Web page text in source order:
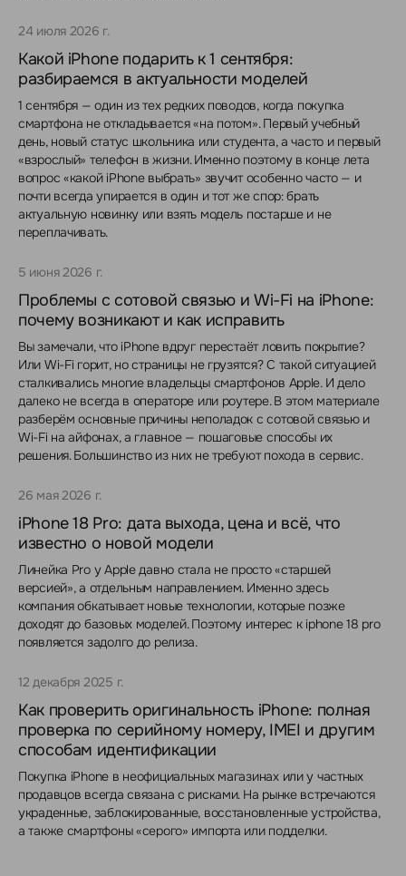
24 июля 2026 г.
Какой iPhone подарить к 1 сентября:
разбираемся в актуальности моделей
1 сентября — один из тех редких поводов, когда покупка
смартфона не откладывается «на потом». Первый учебный
день, новый статус школьника или студента, а часто и первый
«взрослый» телефон в жизни. Именно поэтому в конце лета
вопрос «какой iPhone выбрать» звучит особенно часто — и
почти всегда упирается в один и тот же спор: брать
актуальную новинку или взять модель постарше и не
переплачивать.
5 июня 2026 г.
Проблемы с сотовой связью и Wi-Fi на iPhone:
почему возникают и как исправить
Вы замечали, что iPhone вдруг перестаёт ловить покрытие?
Или Wi-Fi горит, но страницы не грузятся? С такой ситуацией
сталкивались многие владельцы смартфонов Apple. И дело
далеко не всегда в операторе или роутере. В этом материале
разберём основные причины неполадок с сотовой связью и
Wi-Fi на айфонах, а главное — пошаговые способы их
решения. Большинство из них не требуют похода в сервис.
26 мая 2026 г.
iPhone 18 Pro: дата выхода, цена и всё, что
известно о новой модели
Линейка Pro у Apple давно стала не просто «старшей
версией», а отдельным направлением. Именно здесь
компания обкатывает новые технологии, которые позже
доходят до базовых моделей. Поэтому интерес к iphone 18 pro
появляется задолго до релиза.
12 декабря 2025 г.
Как проверить оригинальность iPhone: полная
проверка по серийному номеру, IMEI и другим
способам идентификации
Покупка iPhone в неофициальных магазинах или у частных
продавцов всегда связана с рисками. На рынке встречаются
украденные, заблокированные, восстановленные устройства,
а также смартфоны «серого» импорта или подделки.